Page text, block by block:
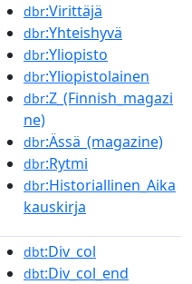
dbr:Virittäjä
dbr:Yhteishyvä
dbr:Yliopisto
dbr:Yliopistolainen
dbr:Z_(Finnish_magazi
ne)
dbr:Ässä_(magazine)
dbr:Rytmi
dbr:Historiallinen_Aika
kauskirja
dbt:Div_col
dbt:Div_col_end